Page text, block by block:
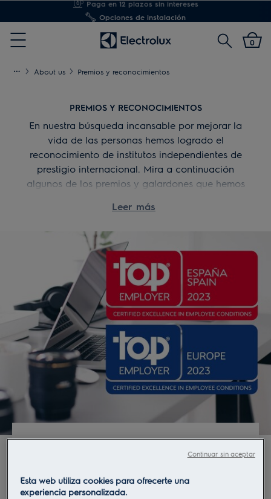
Opciones de instalación
Menu
Buscar 0
About us Premios y reconocimientos
PREMIOS Y RECONOCIMIENTOS
En nuestra búsqueda incansable por mejorar la
vida de las personas hemos logrado el
reconocimiento de institutos independientes de
prestigio internacional. Mira a continuación
algunos de los premios y galardones que hemos
Leer más
Top Employer 2023
que le acredita como una de las mejores
Esta web utiliza cookies para ofrecerte una
experiencia personalizada.
Continuar sin aceptar